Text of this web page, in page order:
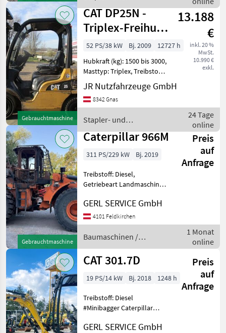
Marktplatz Händlerangebote Kleinanzeigen
Lagertechnik / CAT
Gebrauchtmaschine
CAT DP25N -
Triplex-Freihub
5,6m +
Seitenschieber
13.188
€
inkl. 20 %
MwSt.
10.990 €
exkl.
52 PS/38 kW Bj. 2009
12727 h
Hubkraft (kg): 1500 bis 3000,
Masttyp: Triplex, Treibstoff:
Diesel Bauart: Frontstapler
/ Dieselstapler, Tragkraft:
2500kg, Hubhöhe: 5600mm,
Bereifung
JR Nutzfahrzeuge GmbH
8342 Gnas
Stapler- und
Lagertechnik / CAT
24 Tage
online
Gebrauchtmaschine
Caterpillar 966M
Preis
auf
Anfrage
311 PS/229 kW Bj. 2019
Treibstoff: Diesel,
Getriebeart Landmaschine:
Zugmaul #Radlader
Caterpillar 966M
Baujahr.............2019
S/N.................CAT0966MPEJA0
GERL SERVICE GmbH
4101 Feldkirchen
Baumaschinen /
Caterpillar
1 Monat
online
CAT 301.7D
Preis
auf
Anfrage
19 PS/14 kW Bj. 2018 1248 h
Treibstoff: Diesel
#Minibagger Caterpillar
S/N.................Cat3017DVLJH06158
GERL SERVICE GmbH